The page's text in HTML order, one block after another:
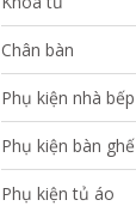
Chân bàn
Phụ kiện nhà bếp
Phụ kiện bàn ghế
Phụ kiện tủ áo